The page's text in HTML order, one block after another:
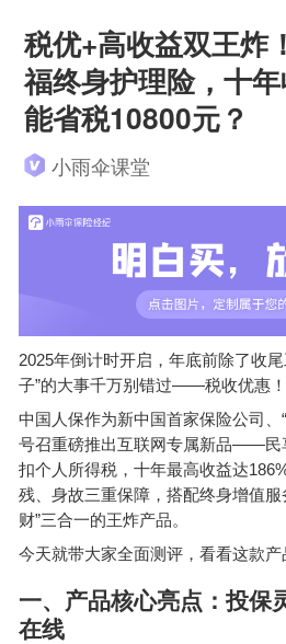
税优+高收益双王炸
福终身护理险，十
能省税10800元？
小雨伞课堂
2025年倒计时开启，年底前除了收
子”的大事千万别错过——税收优惠！
中国人保作为新中国首家保险公司、 “
号召重磅推出互联网专属新品——民
扣个人所得税，十年最高收益达
残、身故三重保障，搭配终身增值服
财”三合一的王炸产品。
今天就带大家全面测评，看看这款产
一、产品核心亮点：投保
在线